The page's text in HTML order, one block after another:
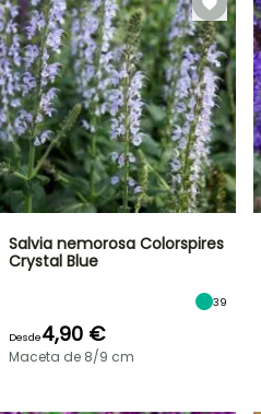
Salvia nemorosa Colorspires
Crystal Blue
39
Desde4,90 €
Maceta de 8/9 cm